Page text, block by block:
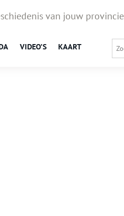
van jouw provincie
VIDEO’S KAART